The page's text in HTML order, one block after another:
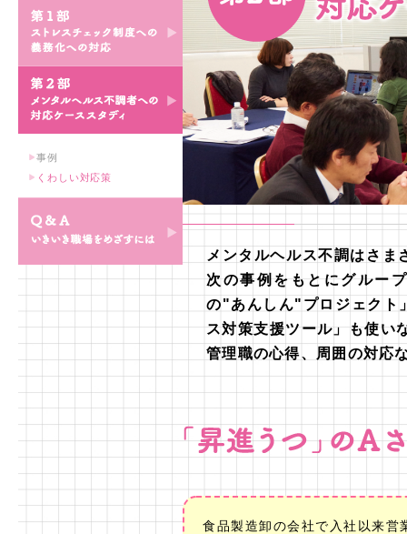
index
第1部 ストレスチェック
制度への義務化への対応
調者への対応ケーススタ
事例
くわしい対応策
Q＆A いきいき職場をめ
ざすには
メンタルヘルス不調はさま
次の事例をもとにグルー
の"あんしん"プロジェクト
ス対策支援ツール」も使い
管理職の心得、周囲の対応
食品製造卸の会社で入社以来